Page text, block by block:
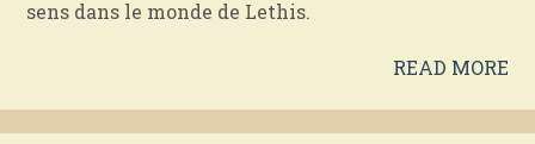
sens dans le monde de Lethis.
READ MORE